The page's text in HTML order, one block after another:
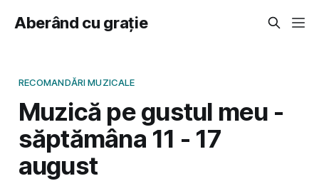
Aberând cu grație
RECOMANDĂRI MUZICALE
Muzică pe gustul meu -
săptămâna 11 - 17
august